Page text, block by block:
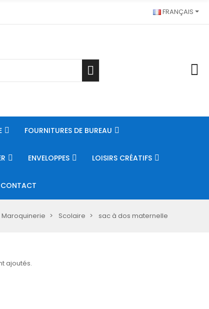
FRANÇAIS
FOURNITURES DE BUREAU
ENVELOPPES LOISIRS CRÉATIFS
CONTACT
Maroquinerie Scolaire sac à dos maternelle
ajoutés.